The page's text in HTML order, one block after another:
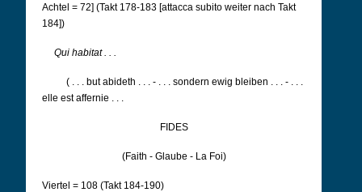
Achtel = 72] (Takt 178-183 [attacca subito weiter nach Takt
184])
Qui habitat . . .
( . . . but abideth . . . - . . . sondern ewig bleiben . . . - . . .
elle est affernie . . .
FIDES
(Faith - Glaube - La Foi)
Viertel = 108 (Takt 184-190)